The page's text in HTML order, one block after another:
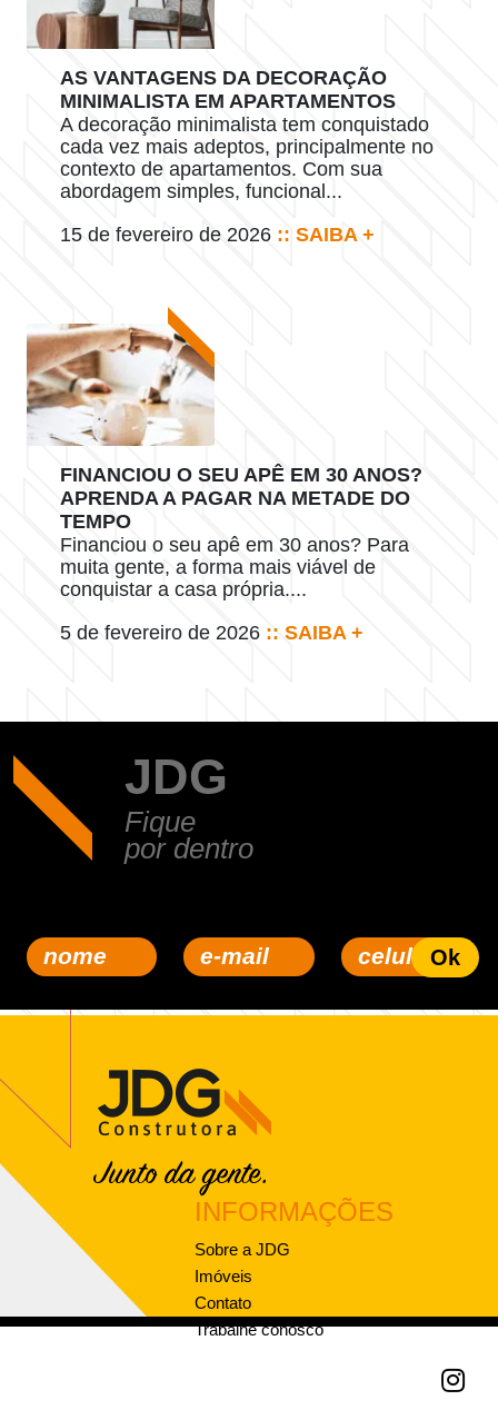
AS VANTAGENS DA DECORAÇÃO
MINIMALISTA EM APARTAMENTOS
A decoração minimalista tem conquistado
cada vez mais adeptos, principalmente no
contexto de apartamentos. Com sua
abordagem simples, funcional...
15 de fevereiro de 2026 :: SAIBA +
FINANCIOU O SEU APÊ EM 30 ANOS?
APRENDA A PAGAR NA METADE DO
TEMPO
Financiou o seu apê em 30 anos? Para
muita gente, a forma mais viável de
conquistar a casa própria....
5 de fevereiro de 2026 :: SAIBA +
JDG
Fique
por dentro
INFORMAÇÕES
Sobre a JDG
Imóveis
Contato
Trabalhe conosco